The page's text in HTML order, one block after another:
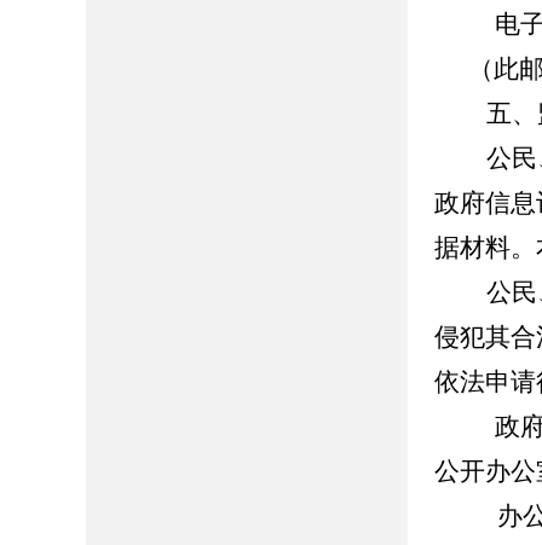
电子
（此
五、
公民
政府信
据材料
公民
侵犯其
依法申
政府信
公开办公
办